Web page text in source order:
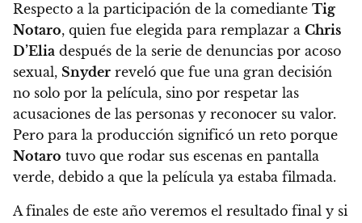
Respecto a la participación de la comediante Tig
Notaro, quien fue elegida para remplazar a Chris
D’Elia después de la serie de denuncias por acoso
sexual, Snyder reveló que fue una gran decisión
no solo por la película, sino por respetar las
acusaciones de las personas y reconocer su valor.
Pero para la producción significó un reto porque
Notaro tuvo que rodar sus escenas en pantalla
verde, debido a que la película ya estaba filmada.
A finales de este año veremos el resultado final y si